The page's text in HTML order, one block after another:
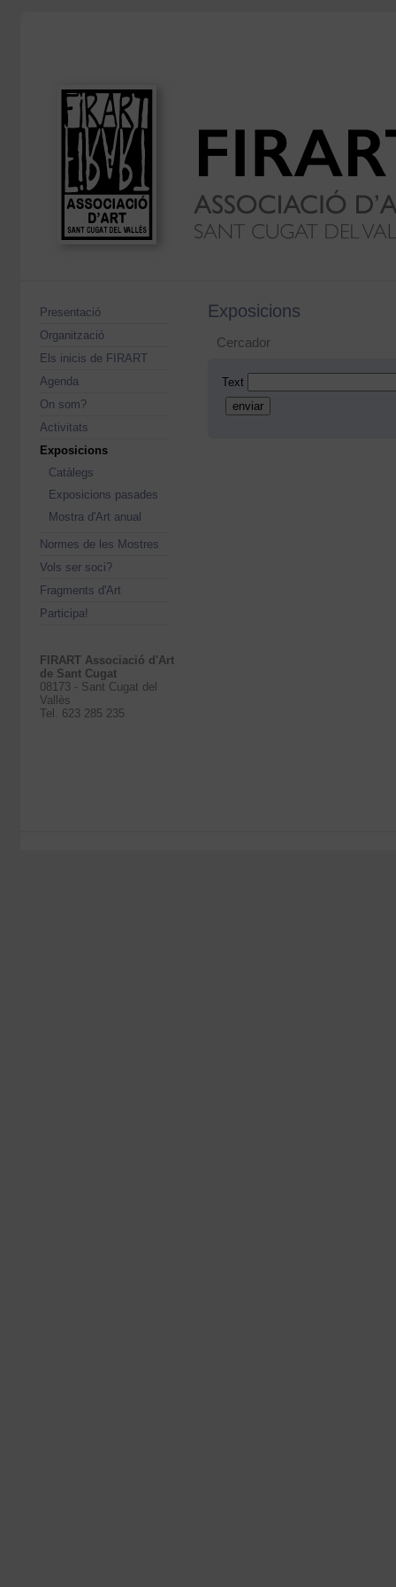
Presentació
Organització
Els inicis de FIRART
Agenda
On som?
Activitats
Exposicions
Catàlegs
Exposicions pasades
Mostra d'Art anual
Normes de les Mostres
Vols ser soci?
Fragments d'Art
Participa!
FIRART Associació d'Art
de Sant Cugat
08173 - Sant Cugat del
Vallès
Tel. 623 285 235
Exposicions
Cercador
Text